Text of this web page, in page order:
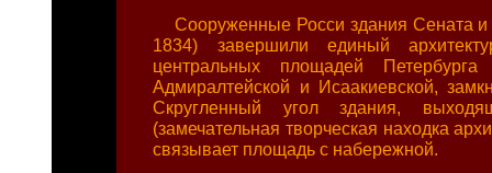
Сооруженные Росси здания Сената
1834) завершили единый
центральных площадей
Адмиралтейской и Исаакиевской,
Скругленный угол здания,
(замечательная творческая находка
связывает площадь с набережной.